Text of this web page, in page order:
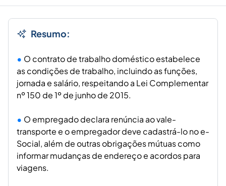
Resumo:
O contrato de trabalho doméstico estabelece
as condições de trabalho, incluindo as funções,
jornada e salário, respeitando a Lei Complementar
nº 150 de 1º de junho de 2015.
O empregado declara renúncia ao vale-
transporte e o empregador deve cadastrá-lo no e-
Social, além de outras obrigações mútuas como
informar mudanças de endereço e acordos para
viagens.